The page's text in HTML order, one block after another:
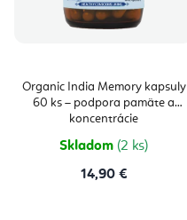
Organic India Memory kapsuly
60 ks – podpora pamäte a
koncentrácie
Skladom (2 ks)
14,90 €